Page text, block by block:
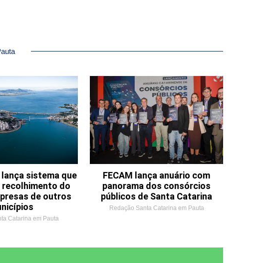
sistema que
do
de outros
Catarina em Pauta
FECAM lança anuário com
panorama dos consórcios
públicos de Santa Catarina
Redação Santa Catarina em Pauta